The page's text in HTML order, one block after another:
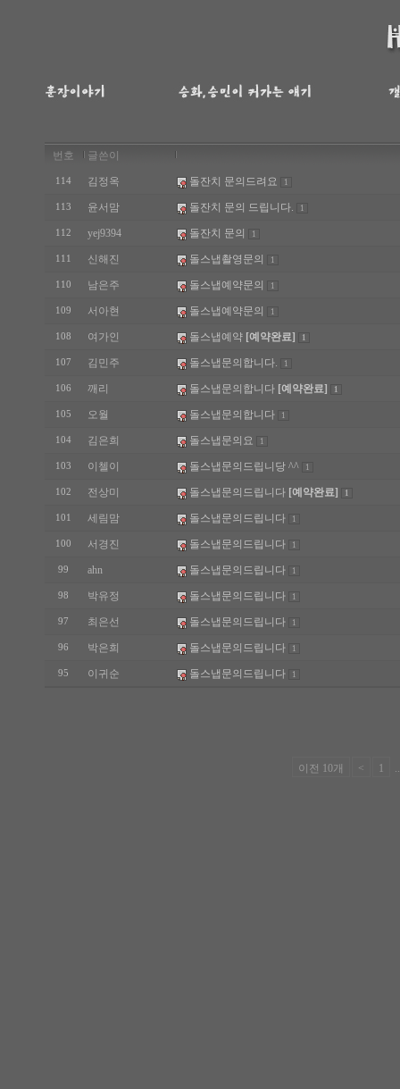
번호 글쓴이
114 김정옥 돌잔치 문의드려요 1
113 윤서맘 돌잔치 문의 드립니다. 1
112 yej9394 돌잔치 문의 1
111 신해진 돌스냅촬영문의 1
110 남은주 돌스냅예약문의 1
109 서아현 돌스냅예약문의 1
108 여가인 돌스냅예약 [예약완료] 1
107 김민주 돌스냅문의합니다. 1
106 깨리 돌스냅문의합니다 [예약완료] 1
105 오월 돌스냅문의합니다 1
104 김은희 돌스냅문의요 1
103 이첼이 돌스냅문의드립니당 ^^ 1
102 전상미 돌스냅문의드립니다 [예약완료] 1
101 세림맘 돌스냅문의드립니다 1
100 서경진 돌스냅문의드립니다 1
99 ahn 돌스냅문의드립니다 1
98 박유정 돌스냅문의드립니다 1
97 최은선 돌스냅문의드립니다 1
96 박은희 돌스냅문의드립니다 1
95 이귀순 돌스냅문의드립니다 1
이전 10개 < 1